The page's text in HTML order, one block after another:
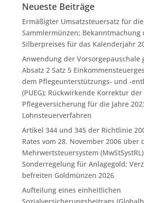
Neueste Beiträge
Ermäßigter Umsatzsteuersatz für
Sammlermünzen; Bekanntmachung
Silberpreises für das Kalenderjahr
Anwendung der Vorsorgepauschale
Absatz 2 Satz 5
dem Pflegeunterstützungs- und -
(PUEG); Rückwirkende Korrektur
Pflegeversicherung für die Jahre
Lohnsteuerverfahren
Artikel 344 und 345 der Richtlinie
Rates vom 28. November 2006 über
Mehrwertsteuersystem
Sonderregelung für Anlagegold;
befreiten Goldmünzen 2026
Aufteilung eines einheitlichen